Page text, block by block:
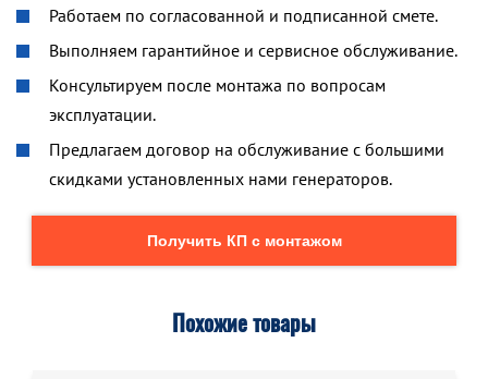
Работаем по согласованной и подписанной смете.
Выполняем гарантийное и сервисное обслуживание.
Консультируем после монтажа по вопросам
эксплуатации.
Предлагаем договор на обслуживание с большими
скидками установленных нами генераторов.
Получить КП с монтажом
Похожие товары